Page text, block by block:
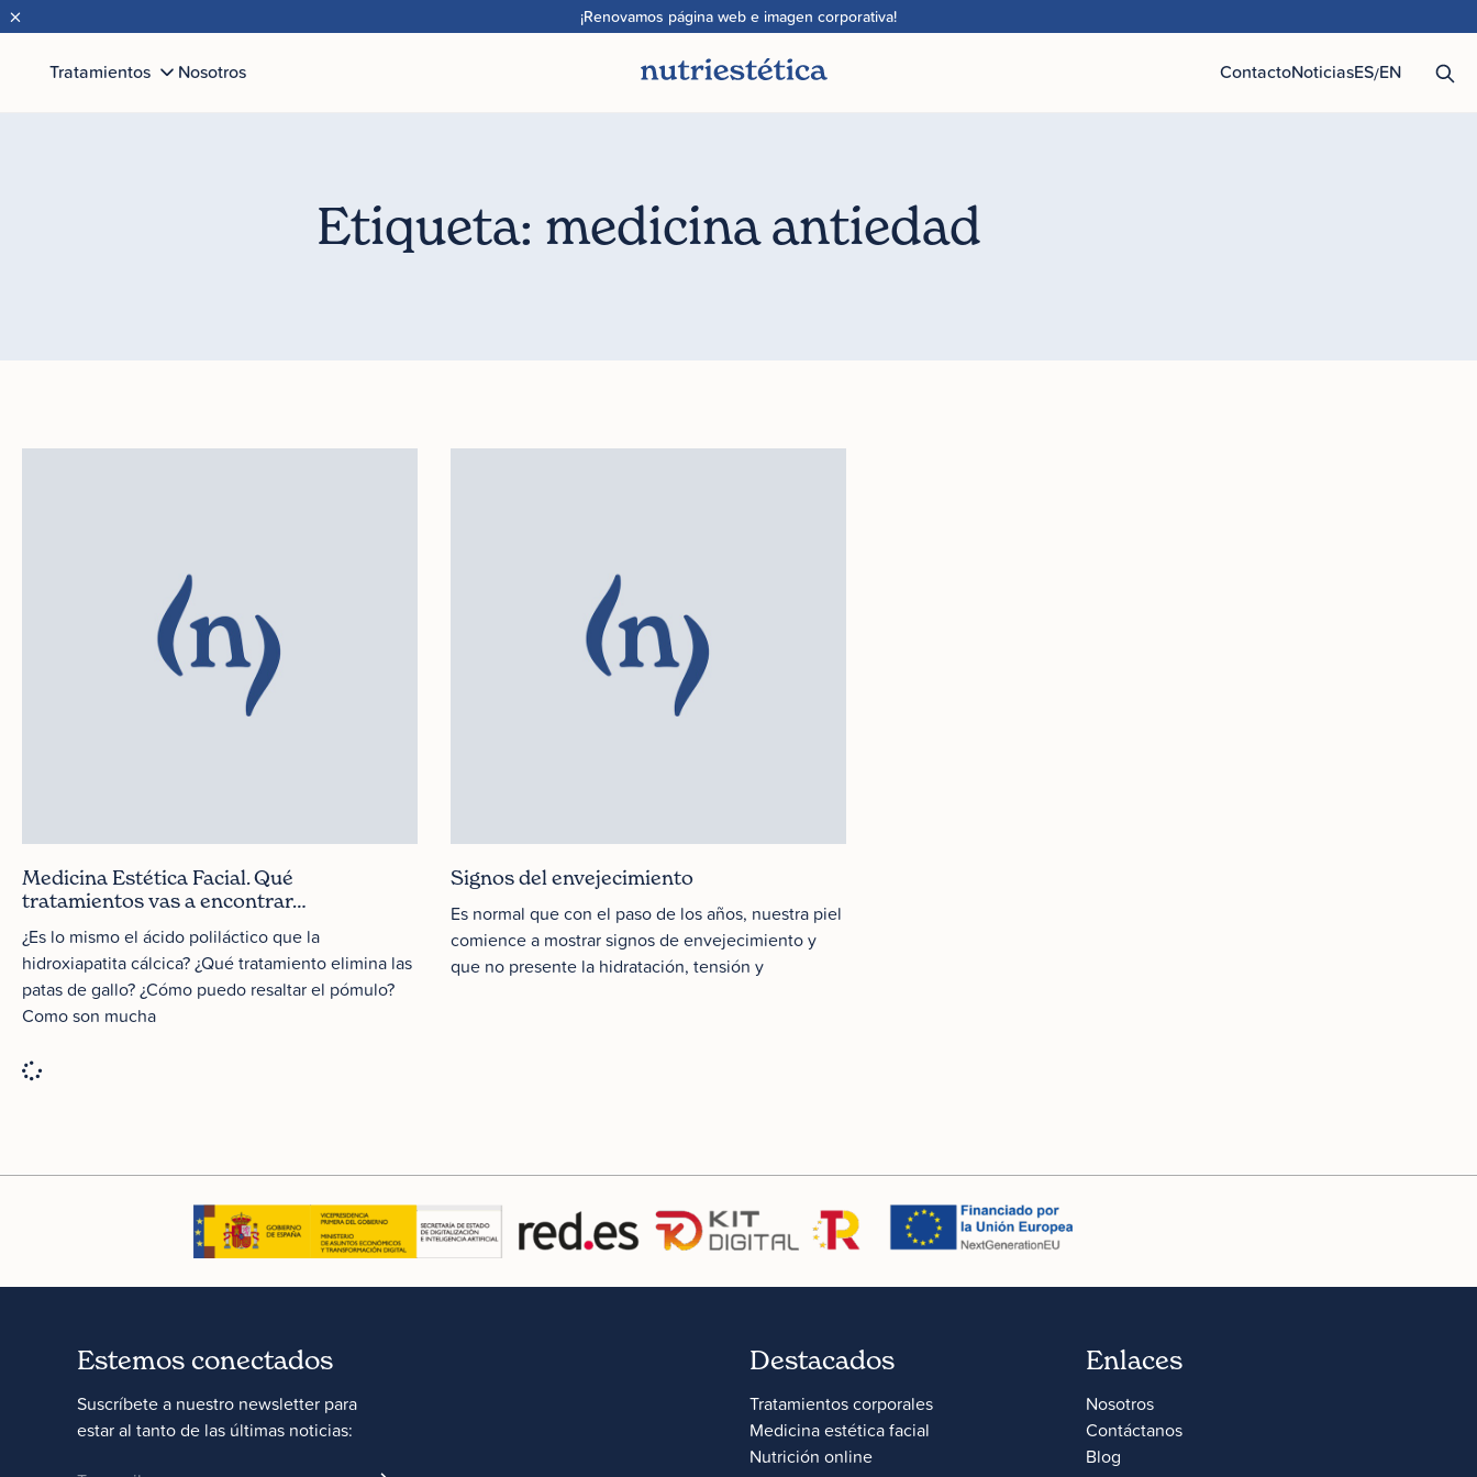
¡Renovamos página web e imagen corporativa!
×
Tratamientos Nosotros ContactoNoticiasES/EN
Etiqueta: medicina antiedad
Medicina Estética Facial. Qué
tratamientos vas a encontrar…
¿Es lo mismo el ácido poliláctico que la
hidroxiapatita cálcica? ¿Qué tratamiento elimina las
patas de gallo? ¿Cómo puedo resaltar el pómulo?
Como son mucha
Signos del envejecimiento
Es normal que con el paso de los años, nuestra piel
comience a mostrar signos de envejecimiento y
que no presente la hidratación, tensión y
Estemos conectados
Suscríbete a nuestro newsletter para
estar al tanto de las últimas noticias:
Destacados
Tratamientos corporales
Medicina estética facial
Nutrición online
Enlaces
Nosotros
Contáctanos
Blog